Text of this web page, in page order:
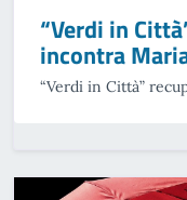
“Verdi in
incontra
“Verdi in Città”